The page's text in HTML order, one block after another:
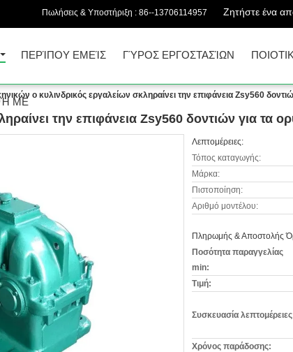
Πωλήσεις & Υποστήριξη : 86--13706114957 Ζητήστε ένα
ΠΕΡΊΠΟΥ ΕΜΕΊΣ ΓΎΡΟΣ ΕΡΓΟΣΤΑΣΊΩΝ
ΜΕ
ο κυλινδρικός εργαλείων σκληραίνει την επιφάνεια Zsy560
την επιφάνεια Zsy560 δοντιών για τα
Λεπτομέρειες:
Τόπος καταγωγής:
Μάρκα:
Πιστοποίηση:
Αριθμό μοντέλου:
Πληρωμής & Αποστολής
Ποσότητα παραγγελίας
min:
Τιμή:
Συσκευασία
Χρόνος παράδοσης: